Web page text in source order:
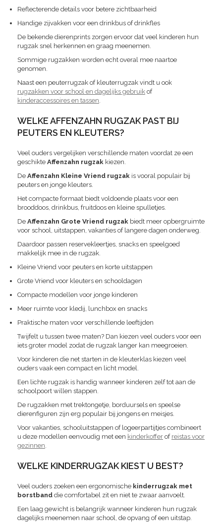
Reflecterende details voor betere zichtbaarheid
Handige zijvakken voor een drinkbus of drinkfles
De bekende dierenprints zorgen ervoor dat veel kinderen hun
rugzak snel herkennen en graag meenemen.
Sommige rugzakken worden echt overal mee naartoe
genomen.
Naast een peuterrugzak of kleuterrugzak vindt u ook
rugzakken voor school en dagelijks gebruik of
kinderaccessoires en tassen.
WELKE AFFENZAHN RUGZAK PAST BIJ
PEUTERS EN KLEUTERS?
Veel ouders vergelijken verschillende maten voordat ze een
geschikte Affenzahn rugzak kiezen.
De Affenzahn Kleine Vriend rugzak is vooral populair bij
peuters en jonge kleuters.
Het compacte formaat biedt voldoende plaats voor een
brooddoos, drinkbus, fruitdoos en kleine spulletjes.
De Affenzahn Grote Vriend rugzak biedt meer opbergruimte
voor school, uitstappen, vakanties of langere dagen onderweg.
Daardoor passen reservekleertjes, snacks en speelgoed
makkelijk mee in de rugzak.
Kleine Vriend voor peuters en korte uitstappen
Grote Vriend voor kleuters en schooldagen
Compacte modellen voor jonge kinderen
Meer ruimte voor kledij, lunchbox en snacks
Praktische maten voor verschillende leeftijden
Twijfelt u tussen twee maten? Dan kiezen veel ouders voor een
iets groter model zodat de rugzak langer kan meegroeien.
Voor kinderen die net starten in de kleuterklas kiezen veel
ouders vaak een compact en licht model.
Een lichte rugzak is handig wanneer kinderen zelf tot aan de
schoolpoort willen stappen.
De rugzakken met trektongetje, borduursels en speelse
dierenfiguren zijn erg populair bij jongens en meisjes.
Voor vakanties, schooluitstappen of logeerpartijtjes combineert
u deze modellen eenvoudig met een kinderkoffer of reistas voor
gezinnen.
WELKE KINDERRUGZAK KIEST U BEST?
Veel ouders zoeken een ergonomische kinderrugzak met
borstband die comfortabel zit en niet te zwaar aanvoelt.
Een laag gewicht is belangrijk wanneer kinderen hun rugzak
dagelijks meenemen naar school, de opvang of een uitstap.